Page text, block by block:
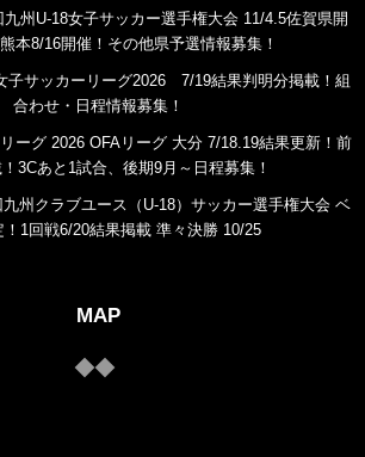
州U-18女子サッカー選手権大会 11/4.5佐賀県開
本8/16開催！その他県予選情報募集！
子サッカーリーグ2026 7/19結果判明分掲載！組
合わせ・日程情報募集！
ーグ 2026 OFAリーグ 大分 7/18.19結果更新！前
3Cあと1試合、後期9月～日程募集！
州クラブユース（U-18）サッカー選手権大会 ベ
！1回戦6/20結果掲載 準々決勝 10/25
MAP